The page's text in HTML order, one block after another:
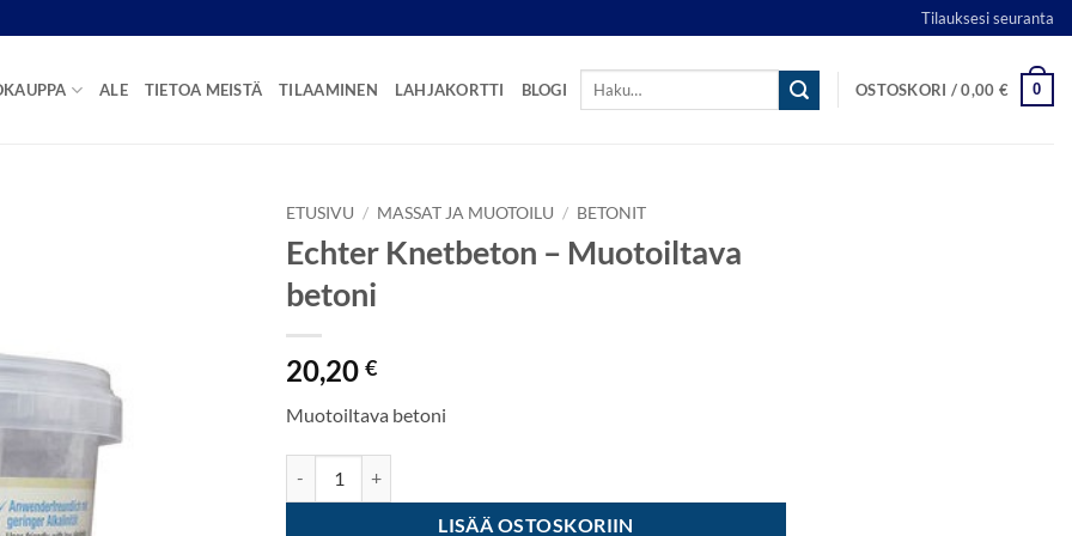
Tilauksesi seuranta
ALE TIETOA MEISTÄ TILAAMINEN LAHJAKORTTI BLOGI
Etsi:
OSTOSKORI /0,00 € 0
ETUSIVU / MASSAT JA MUOTOILU / BETONIT
Echter Knetbeton – Muotoiltava
betoni
20,20 €
Muotoiltava betoni
LISÄÄ OSTOSKORIIN